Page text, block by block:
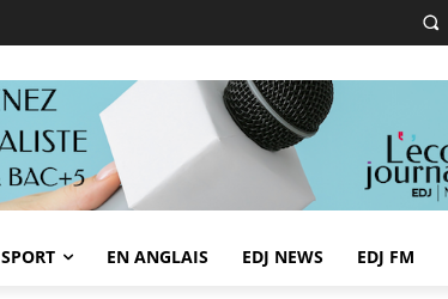
SPORT EN ANGLAIS EDJ NEWS EDJ FM